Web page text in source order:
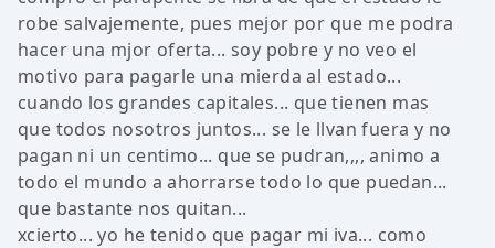
robe salvajemente, pues mejor por que me podra
hacer una mjor oferta... soy pobre y no veo el
motivo para pagarle una mierda al estado...
cuando los grandes capitales... que tienen mas
que todos nosotros juntos... se le llvan fuera y no
pagan ni un centimo... que se pudran,,,, animo a
todo el mundo a ahorrarse todo lo que puedan...
que bastante nos quitan...
xcierto... yo he tenido que pagar mi iva... como